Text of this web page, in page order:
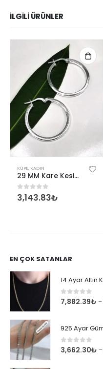
İLGILI ÜRÜNLER
KÜPE, KADIN
29 MM Kare Kesim Gümüş Şarnel Halka Küpe
0out of 5
3,143.83₺
EN ÇOK SATANLAR
0 out of 5
7,882.39₺ –
0 out of 5
3,662.30₺ –